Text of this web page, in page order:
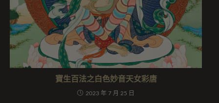
寶生百法之白色妙音天女彩唐
2023 年 7 月 25 日